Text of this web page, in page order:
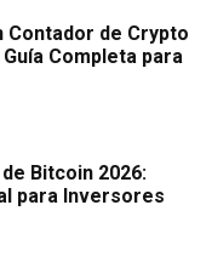
Contador de Crypto
Completa para
Bitcoin 2026:
para Inversores